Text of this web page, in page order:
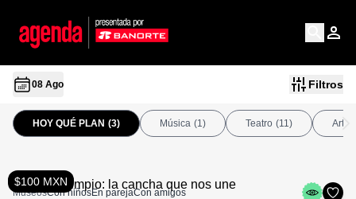
08 Ago Filtros
HOY QUÉ PLAN (3) Música (1) Teatro (11) Arte
$100 MXN
MuseosCon niñosEn parejaCon amigos